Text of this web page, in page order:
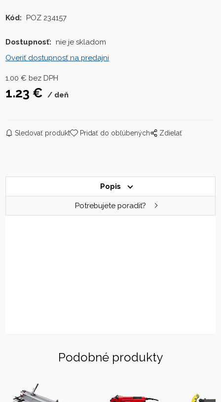
Kód: POZ 234157
Dostupnosť:
nie je skladom
Overiť dostupnosť na predajni
1.00 € bez DPH
1.23 € deň
Sledovať produkt Pridať do obľúbených Zdielať
Popis
Potrebujete poradiť?
Podobné produkty